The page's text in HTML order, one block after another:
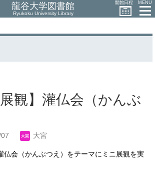
龍谷大学図書館
Ryukoku University Library
開館日程 MENU
観】灌仏会（かんぶ
大宮
仏会（かんぶつえ）をテーマにミニ展観を実